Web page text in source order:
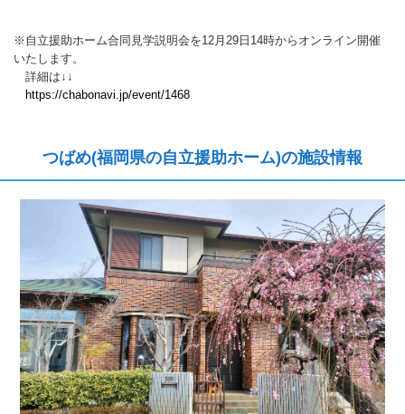
※自立援助ホーム合同見学説明会を12月29日14時からオンライン開催
いたします。
詳細は↓↓
https://chabonavi.jp/event/1468
つばめ(福岡県の自立援助ホーム)の施設情報